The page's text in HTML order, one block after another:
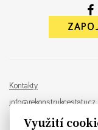
Kontakty
info@rekonstrukcestatu.cz
Návrh a vývoj: Sinfin ,
Využití